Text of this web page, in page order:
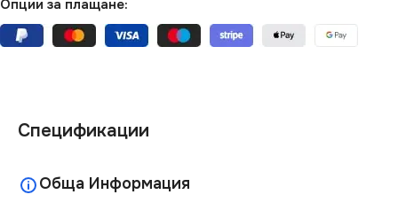
Опции за плащане:
Спецификации
Обща Информация